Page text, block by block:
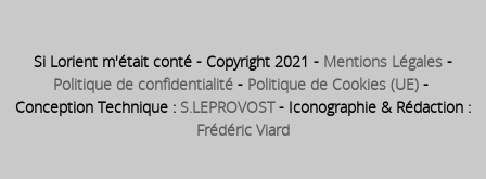
Si Lorient m'était conté - Copyright 2021 - Mentions Légales -
Politique de confidentialité - Politique de Cookies (UE) -
Conception Technique : S.LEPROVOST- Iconographie & Rédaction :
Frédéric Viard